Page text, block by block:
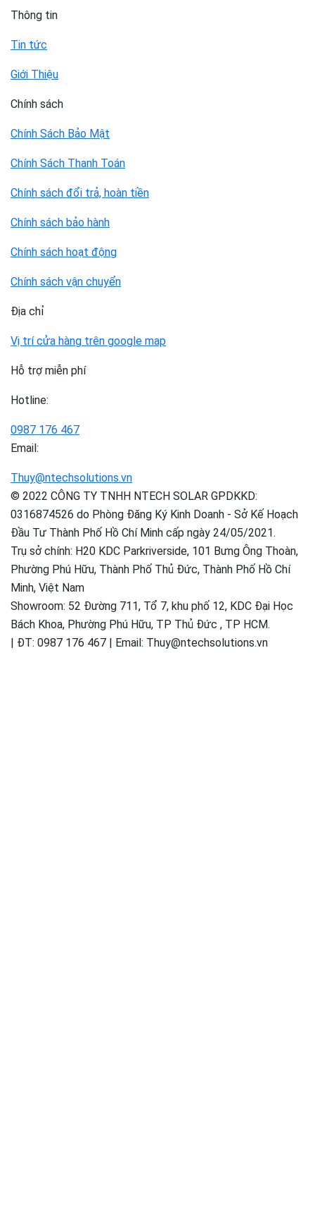
Thông tin
Tin tức
Giới Thiệu
Chính sách
Chính Sách Bảo Mật
Chính Sách Thanh Toán
Chính sách đổi trả, hoàn tiền
Chính sách bảo hành
Chính sách hoạt động
Chính sách vận chuyển
Địa chỉ
Vị trí cửa hàng trên google map
Hỗ trợ miễn phí
Hotline:
0987 176 467
Email:
Thuy@ntechsolutions.vn
© 2022 CÔNG TY TNHH NTECH SOLAR GPDKKD:
0316874526 do Phòng Đăng Ký Kinh Doanh - Sở Kế Hoạch
Đầu Tư Thành Phố Hồ Chí Minh cấp ngày 24/05/2021.
Trụ sở chính: H20 KDC Parkriverside, 101 Bưng Ông Thoàn,
Phường Phú Hữu, Thành Phố Thủ Đức, Thành Phố Hồ Chí
Minh, Việt Nam
Showroom: 52 Đường 711, Tổ 7, khu phố 12, KDC Đại Học
Bách Khoa, Phường Phú Hữu, TP Thủ Đức , TP HCM.
| ĐT: 0987 176 467 | Email: Thuy@ntechsolutions.vn